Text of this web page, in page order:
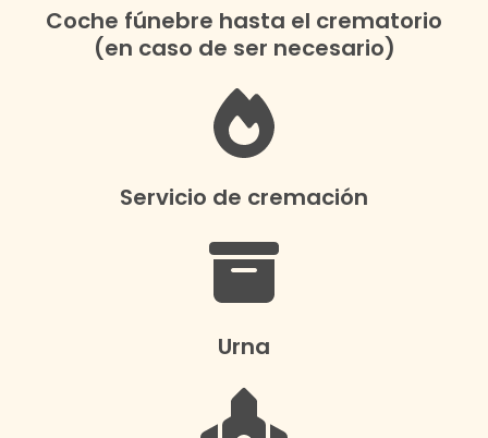
Coche fúnebre hasta el crematorio
(en caso de ser necesario)
Servicio de cremación
Urna